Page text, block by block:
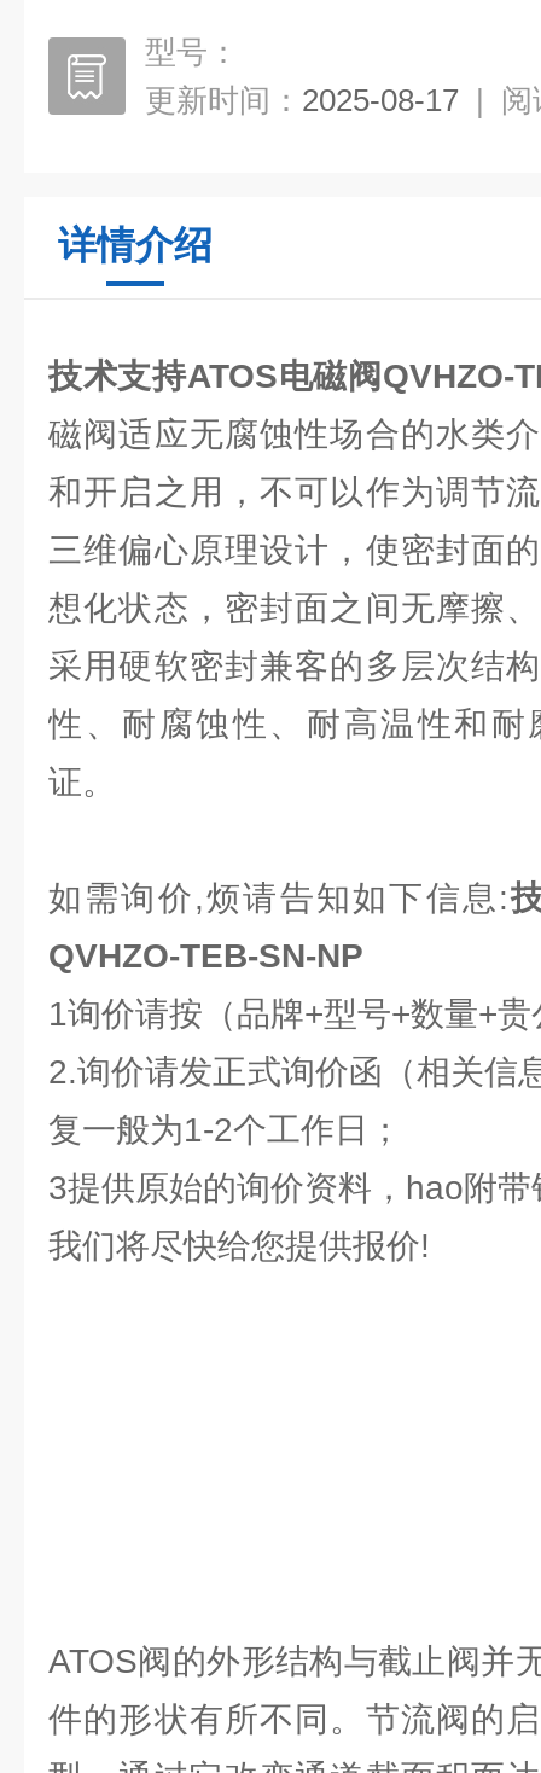
型号：
更新时间： 2025-08-17 | 阅
详情介绍
技术支持ATOS电磁阀QVHZO-
磁阀适应无腐蚀性场合的水类
和开启之用，不可以作为调节
三维偏心原理设计，使密封面
想化状态，密封面之间无摩擦
采用硬软密封兼客的多层次结
性、耐腐蚀性、耐高温性和耐
证。
如需询价,烦请告知如下信息:
QVHZO-TEB-SN-NP
1询价请按（品牌+型号+数量+
2.询价请发正式询价函（相关信
复一般为1-2个工作日；
3提供原始的询价资料，hao附
我们将尽快给您提供报价!
ATOS阀的外形结构与截止阀并
件的形状有所不同。节流阀的